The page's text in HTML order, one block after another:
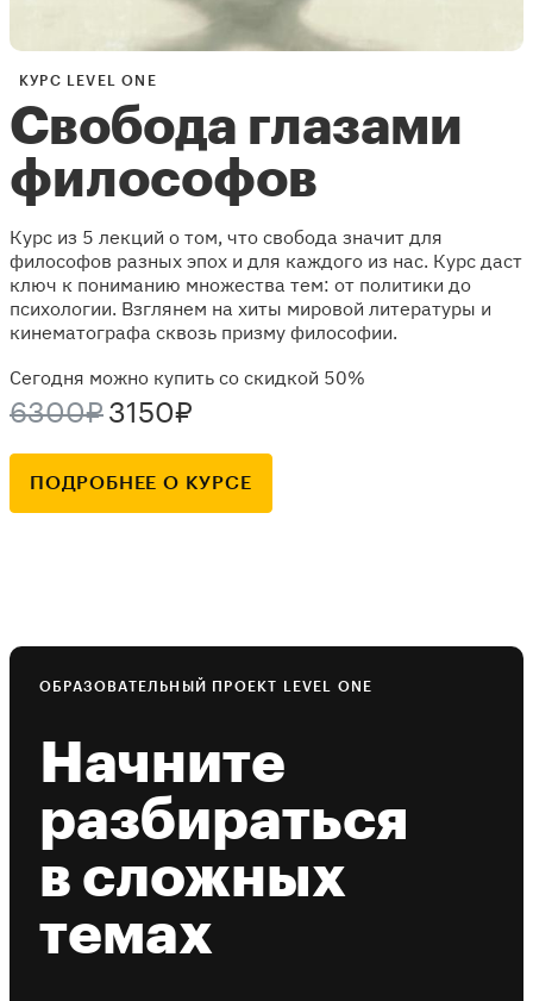
КУРС LEVEL ONE
Свобода глазами
философов
Курс из 5 лекций о том, что свобода значит для
философов разных эпох и для каждого из нас. Курс даст
ключ к пониманию множества тем: от политики до
психологии. Взглянем на хиты мировой литературы и
кинематографа сквозь призму философии.
Сегодня можно купить со скидкой 50%
6300₽ 3150₽
ПОДРОБНЕЕ О КУРСЕ
ОБРАЗОВАТЕЛЬНЫЙ ПРОЕКТ LEVEL ONE
Начните
разбираться
в сложных
темах